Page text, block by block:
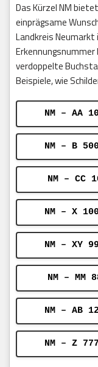
Das Kürzel NM
einprägsame
Landkreis
verdoppelte
Beispiele, wie
NM – AA
NM – B
NM – CC
NM – X
NM – XY
NM – MM
NM – AB
NM – Z